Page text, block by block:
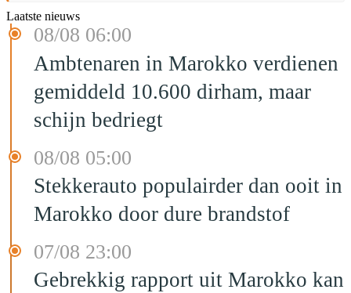
Laatste nieuws
08/08 06:00
Ambtenaren in Marokko verdienen
gemiddeld 10.600 dirham, maar
schijn bedriegt
08/08 05:00
Stekkerauto populairder dan ooit in
Marokko door dure brandstof
07/08 23:00
Gebrekkig rapport uit Marokko kan